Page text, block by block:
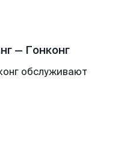
— Гонконг
обслуживают